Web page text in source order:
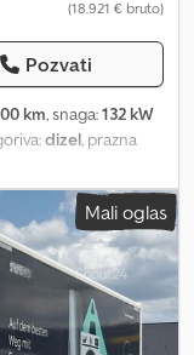
(18.921 € bruto)
Pozvati
km, snaga:132 kW
dizel, prazna
, gorivo:dizel, boja:
, emisioni
6, ukupna dužina:
, širina utovarnog
2.400 mm,
centralno
(ESP), filter za
Mali oglas